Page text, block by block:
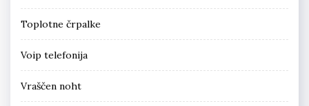
Toplotne črpalke
Voip telefonija
Vraščen noht